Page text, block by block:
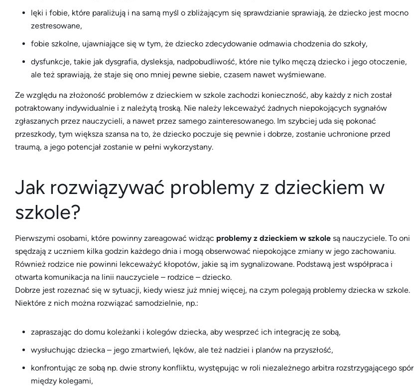
lęki i fobie, które paraliżują i na samą myśl o zbliżającym się sprawdzianie sprawiają, że dziecko jest mocno
zestresowane,
fobie szkolne, ujawniające się w tym, że dziecko zdecydowanie odmawia chodzenia do szkoły,
dysfunkcje, takie jak dysgrafia, dysleksja, nadpobudliwość, które nie tylko męczą dziecko i jego otoczenie,
ale też sprawiają, że staje się ono mniej pewne siebie, czasem nawet wyśmiewane.
Ze względu na złożoność problemów z dzieckiem w szkole zachodzi konieczność, aby każdy z nich został
potraktowany indywidualnie i z należytą troską. Nie należy lekceważyć żadnych niepokojących sygnałów
zgłaszanych przez nauczycieli, a nawet przez samego zainteresowanego. Im szybciej uda się pokonać
przeszkody, tym większa szansa na to, że dziecko poczuje się pewnie i dobrze, zostanie uchronione przed
traumą, a jego potencjał zostanie w pełni wykorzystany.
Jak rozwiązywać problemy z dzieckiem w
szkole?
Pierwszymi osobami, które powinny zareagować widząc problemy z dzieckiem w szkole są nauczyciele. To oni
spędzają z uczniem kilka godzin każdego dnia i mogą obserwować niepokojące zmiany w jego zachowaniu.
Również rodzice nie powinni lekceważyć kłopotów, jakie są im sygnalizowane. Podstawą jest współpraca i
otwarta komunikacja na linii nauczyciele – rodzice – dziecko.
Dobrze jest rozeznać się w sytuacji, kiedy wiesz już mniej więcej, na czym polegają problemy dziecka w szkole.
Niektóre z nich można rozwiązać samodzielnie, np.:
zapraszając do domu koleżanki i kolegów dziecka, aby wesprzeć ich integrację ze sobą,
wysłuchując dziecka – jego zmartwień, lęków, ale też nadziei i planów na przyszłość,
konfrontując ze sobą np. dwie strony konfliktu, występując w roli niezależnego arbitra rozstrzygającego spór
między kolegami,